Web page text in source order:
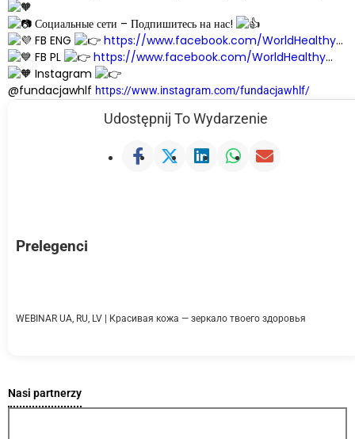
Социальные сети – Подпишитесь на нас!
FB ENG
https://www.facebook.com/WorldHealthy…
FB PL
https://www.facebook.com/WorldHealthy…
Instagram
@fundacjawhlf https://www.instagram.com/fundacjawhlf/
Udostępnij To Wydarzenie
Prelegenci
WEBINAR UA, RU, LV | Красивая кожа — зеркало твоего здоровья
Nasi partnerzy